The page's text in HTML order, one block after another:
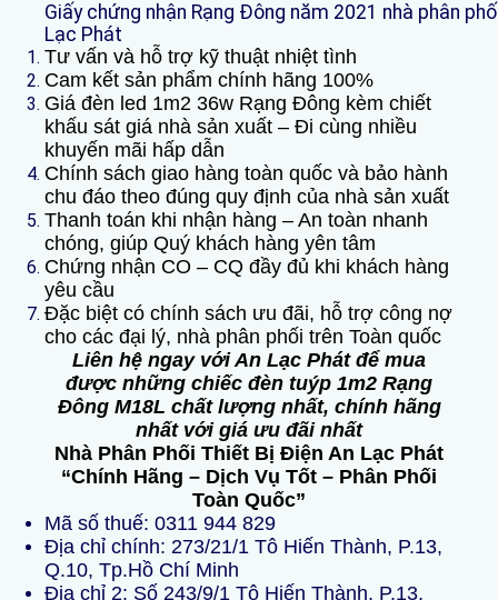
Giấy chứng nhận Rạng Đông năm 2021 nhà phân
Lạc Phát
Tư vấn và hỗ trợ kỹ thuật nhiệt tình
Cam kết sản phẩm chính hãng 100%
Giá đèn led 1m2 36w Rạng Đông kèm chiết
khấu sát giá nhà sản xuất – Đi cùng nhiều
khuyến mãi hấp dẫn
Chính sách giao hàng toàn quốc và bảo hành
chu đáo theo đúng quy định của nhà sản xuất
Thanh toán khi nhận hàng – An toàn nhanh
chóng, giúp Quý khách hàng yên tâm
Chứng nhận CO – CQ đầy đủ khi khách hàng
yêu cầu
Đặc biệt có chính sách ưu đãi, hỗ trợ công nợ
cho các đại lý, nhà phân phối trên Toàn quốc
Liên hệ ngay với An Lạc Phát để mua
được những chiếc đèn tuýp 1m2 Rạng
Đông M18L chất lượng nhất, chính hãng
nhất với giá ưu đãi nhất
Nhà Phân Phối Thiết Bị Điện An Lạc Phát
“Chính Hãng – Dịch Vụ Tốt – Phân Phối
Toàn Quốc”
Mã số thuế: 0311 944 829
Địa chỉ chính: 273/21/1 Tô Hiến Thành, P.13,
Q.10, Tp.Hồ Chí Minh
Địa chỉ 2: Số 243/9/1 Tô Hiến Thành, P.13,